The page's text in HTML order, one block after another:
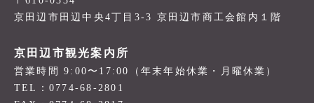
京田辺市田辺中央4丁目3-3 京田辺市商工会館内１階
京田辺市観光案内所
営業時間 9:00〜17:00（年末年始休業・月曜休業）
TEL：0774-68-2801